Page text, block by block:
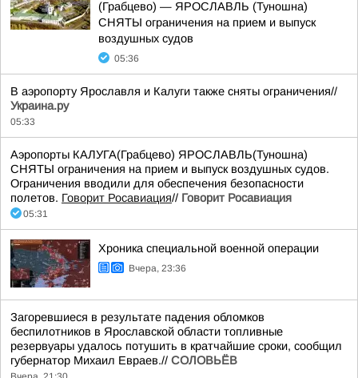
(Грабцево) — ЯРОСЛАВЛЬ (Туношна)
СНЯТЫ ограничения на прием и выпуск
воздушных судов
05:36
В аэропорту Ярославля и Калуги также сняты ограничения//
Украина.ру
05:33
Аэропорты КАЛУГА(Грабцево) ЯРОСЛАВЛЬ(Туношна)
СНЯТЫ ограничения на прием и выпуск воздушных судов.
Ограничения вводили для обеспечения безопасности
полетов. Говорит Росавиация// Говорит Росавиация
05:31
Хроника специальной военной операции
Вчера, 23:36
Загоревшиеся в результате падения обломков
беспилотников в Ярославской области топливные
резервуары удалось потушить в кратчайшие сроки, сообщил
губернатор Михаил Евраев.// СОЛОВЬЁВ